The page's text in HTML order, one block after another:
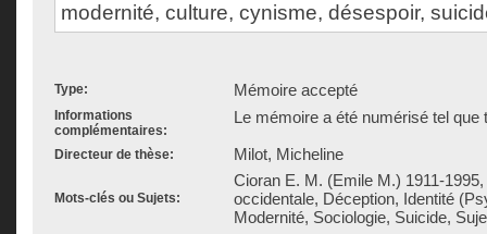
modernité, culture, cynisme, désespoir,
Type: Mémoire accepté
Informations
complémentaires:
Le mémoire a été numérisé tel que
Directeur de thèse: Milot, Micheline
Mots-clés ou Sujets:
Cioran E. M. (Emile M.) 1911-
occidentale, Déception, Identité
Modernité, Sociologie, Suicide,